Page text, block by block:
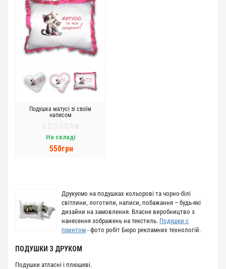
Подушка матусі зі своїм
написом
0
На складі
550грн
Друкуємо на подушках кольорові та чорно-білі
світлини, логотипи, написи, побажання – будь-які
дизайни на замовлення. Власне виробництво з
нанесення зображень на текстиль. Подушки с
принтом - фото робіт Бюро рекламних технологій.
ПОДУШКИ З ДРУКОМ
Подушки атласні і плюшеві.